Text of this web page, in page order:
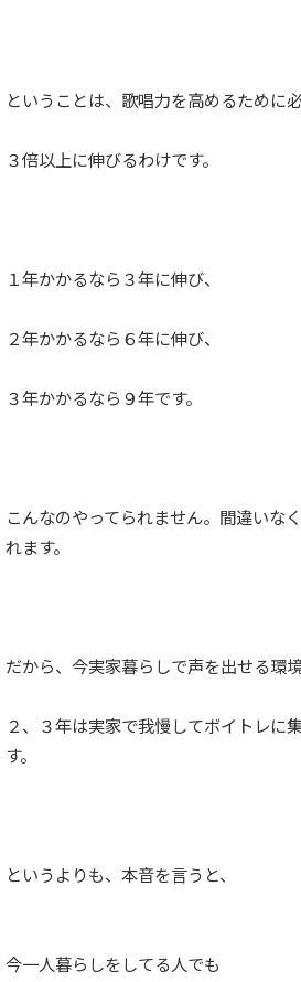
ということは、歌唱力を高めるために
３倍以上に伸びるわけです。
１年かかるなら３年に伸び、
２年かかるなら６年に伸び、
３年かかるなら９年です。
こんなのやってられません。間違いな
れます。
だから、今実家暮らしで声を出せる環
２、３年は実家で我慢してボイトレに
す。
というよりも、本音を言うと、
今一人暮らしをしてる人でも